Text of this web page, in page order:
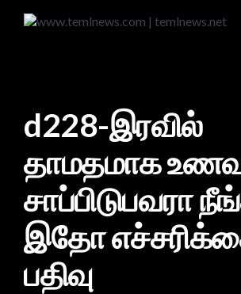
d228-இரவில்
தாமதமாக
சாப்பிடுபவரா
இதோ
பதிவு